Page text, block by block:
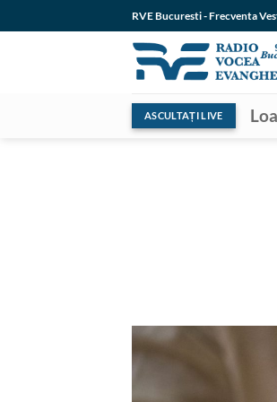
to
RVE Bucuresti - Frecventa
ASCULTAȚI LIVE